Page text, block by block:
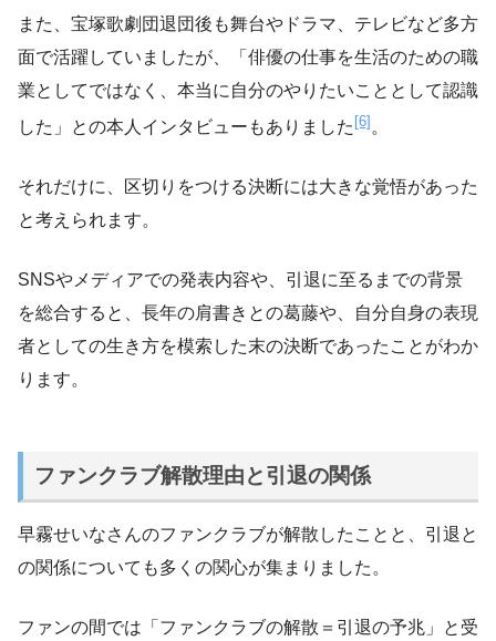
また、宝塚歌劇団退団後も舞台やドラマ、テレビなど多方
面で活躍していましたが、「俳優の仕事を生活のための職
業としてではなく、本当に自分のやりたいこととして認識
した」との本人インタビューもありました [6] 。
それだけに、区切りをつける決断には大きな覚悟があった
と考えられます。
SNSやメディアでの発表内容や、引退に至るまでの背景
を総合すると、長年の肩書きとの葛藤や、自分自身の表現
者としての生き方を模索した末の決断であったことがわか
ります。
ファンクラブ解散理由と引退の関係
早霧せいなさんのファンクラブが解散したことと、引退と
の関係についても多くの関心が集まりました。
ファンの間では「ファンクラブの解散＝引退の予兆」と受